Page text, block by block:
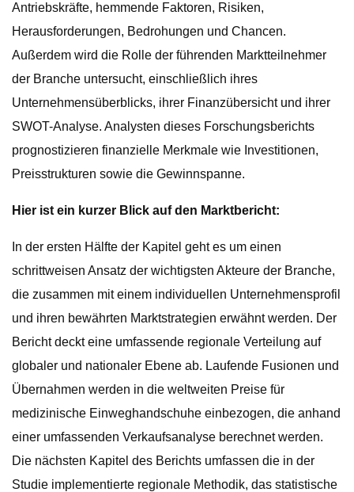
Antriebskräfte, hemmende Faktoren, Risiken,
Herausforderungen, Bedrohungen und Chancen.
Außerdem wird die Rolle der führenden Marktteilnehmer
der Branche untersucht, einschließlich ihres
Unternehmensüberblicks, ihrer Finanzübersicht und ihrer
SWOT-Analyse. Analysten dieses Forschungsberichts
prognostizieren finanzielle Merkmale wie Investitionen,
Preisstrukturen sowie die Gewinnspanne.
Hier ist ein kurzer Blick auf den Marktbericht:
In der ersten Hälfte der Kapitel geht es um einen
schrittweisen Ansatz der wichtigsten Akteure der Branche,
die zusammen mit einem individuellen Unternehmensprofil
und ihren bewährten Marktstrategien erwähnt werden. Der
Bericht deckt eine umfassende regionale Verteilung auf
globaler und nationaler Ebene ab. Laufende Fusionen und
Übernahmen werden in die weltweiten Preise für
medizinische Einweghandschuhe einbezogen, die anhand
einer umfassenden Verkaufsanalyse berechnet werden.
Die nächsten Kapitel des Berichts umfassen die in der
Studie implementierte regionale Methodik, das statistische